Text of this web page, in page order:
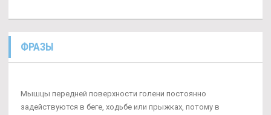
ФРАЗЫ
Мышцы передней поверхности голени постоянно
задействуются в беге, ходьбе или прыжках, потому в